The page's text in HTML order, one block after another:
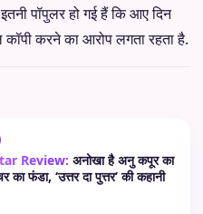
पॉपुलर हो गई हैं कि आए दिन
करने का आरोप लगता रहता है.
Review: अनोखा है अनु कपूर का
फंडा, ‘उत्तर दा पुत्तर’ की कहानी